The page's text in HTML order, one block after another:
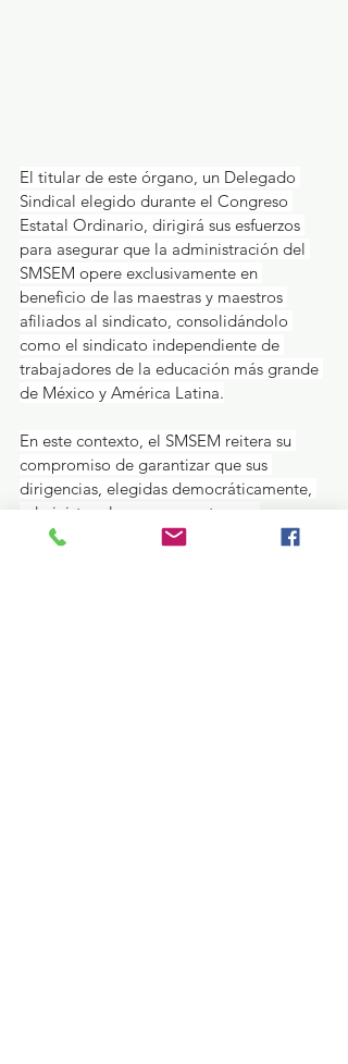
El titular de este órgano, un Delegado
Sindical elegido durante el Congreso
Estatal Ordinario, dirigirá sus esfuerzos
para asegurar que la administración del
SMSEM opere exclusivamente en
beneficio de las maestras y maestros
afiliados al sindicato, consolidándolo
como el sindicato independiente de
trabajadores de la educación más grande
de México y América Latina.
En este contexto, el SMSEM reitera su
compromiso de garantizar que sus
dirigencias, elegidas democráticamente,
administren los recursos y tomen
decisiones con la conciencia de preservar